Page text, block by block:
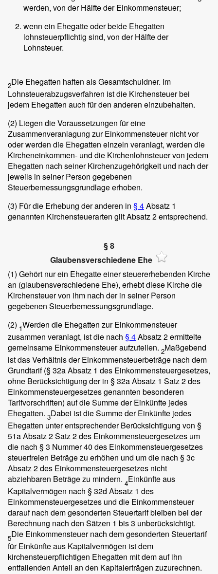
werden, von der Hälfte der Einkommensteuer;
wenn ein Ehegatte oder beide Ehegatten
lohnsteuerpflichtig sind, von der Hälfte der
Lohnsteuer.
2Die Ehegatten haften als Gesamtschuldner. Im
Lohnsteuerabzugsverfahren ist die Kirchensteuer bei
jedem Ehegatten auch für den anderen einzubehalten.
(2) Liegen die Voraussetzungen für eine
Zusammenveranlagung zur Einkommensteuer nicht vor
oder werden die Ehegatten einzeln veranlagt, werden die
Kircheneinkommen- und die Kirchenlohnsteuer von jedem
Ehegatten nach seiner Kirchenzugehörigkeit und nach der
jeweils in seiner Person gegebenen
Steuerbemessungsgrundlage erhoben.
(3) Für die Erhebung der anderen in § 4Absatz 1
genannten Kirchensteuerarten gilt Absatz 2 entsprechend.
§ 8
Glaubensverschiedene Ehe
(1) Gehört nur ein Ehegatte einer steuererhebenden Kirche
an (glaubensverschiedene Ehe), erhebt diese Kirche die
Kirchensteuer von ihm nach der in seiner Person
gegebenen Steuerbemessungsgrundlage.
(2) 1Werden die Ehegatten zur Einkommensteuer
zusammen veranlagt, ist die nach § 4Absatz 2 ermittelte
gemeinsame Einkommensteuer aufzuteilen. 2Maßgebend
ist das Verhältnis der Einkommensteuerbeträge nach dem
Grundtarif (§ 32a Absatz 1 des Einkommensteuergesetzes,
ohne Berücksichtigung der in § 32a Absatz 1 Satz 2 des
Einkommensteuergesetzes genannten besonderen
Tarifvorschriften) auf die Summe der Einkünfte jedes
Ehegatten. 3Dabei ist die Summe der Einkünfte jedes
Ehegatten unter entsprechender Berücksichtigung von §
51a Absatz 2 Satz 2 des Einkommensteuergesetzes um
die nach § 3 Nummer 40 des Einkommensteuergesetzes
steuerfreien Beträge zu erhöhen und um die nach § 3c
Absatz 2 des Einkommensteuergesetzes nicht
abziehbaren Beträge zu mindern. 4Einkünfte aus
Kapitalvermögen nach § 32d Absatz 1 des
Einkommensteuergesetzes und die Einkommensteuer
darauf nach dem gesonderten Steuertarif bleiben bei der
Berechnung nach den Sätzen 1 bis 3 unberücksichtigt.
5Die Einkommensteuer nach dem gesonderten Steuertarif
für Einkünfte aus Kapitalvermögen ist dem
kirchensteuerpflichtigen Ehegatten mit dem auf ihn
entfallenden Anteil an den Kapitalerträgen zuzurechnen.